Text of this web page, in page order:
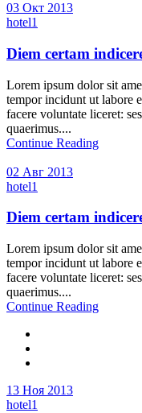
03 Окт 2013
hotel1
Diem certam
Lorem ipsum dolor sit
tempor incidunt ut labore
facere voluntate liceret:
quaerimus....
Continue Reading
02 Авг 2013
hotel1
Diem certam
Lorem ipsum dolor sit
tempor incidunt ut labore
facere voluntate liceret:
quaerimus....
Continue Reading
13 Ноя 2013
hotel1